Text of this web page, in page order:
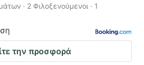
· 2 Φιλοξενούμενοι · 1
την προσφορά